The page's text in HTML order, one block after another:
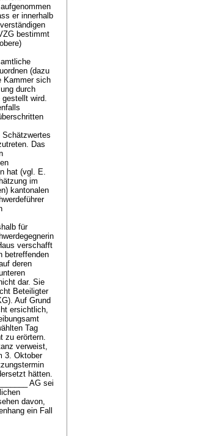
er innerhalb
bestimmt
(dazu
Kammer sich
durch
gestellt wird.
Schätzwertes
Das
hat (vgl. E.
im
kantonalen
für
verschafft
betreffenden
deren
dar. Sie
Beteiligter
). Auf Grund
ersichtlich,
Tag
zu erörtern.
verweist,
3. Oktober
hätten.
AG sei
davon,
ein Fall